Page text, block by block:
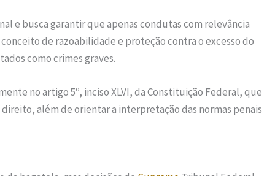
e busca garantir que apenas condutas com relevância
de razoabilidade e proteção contra o excesso do
como crimes graves.
no artigo 5º, inciso XLVI, da Constituição Federal, que
além de orientar a interpretação das normas penais